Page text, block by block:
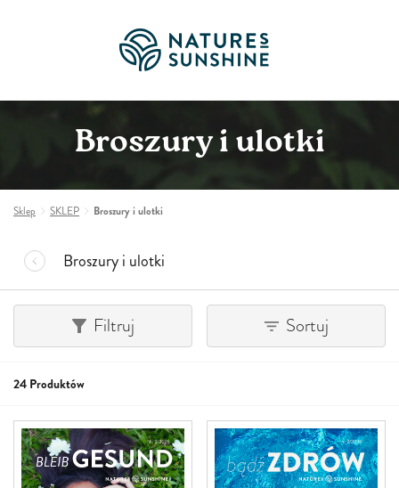
Broszury i ulotki
Sklep SKLEP Broszury i ulotki
Broszury i ulotki
Filtruj Sortuj
24 Produktów